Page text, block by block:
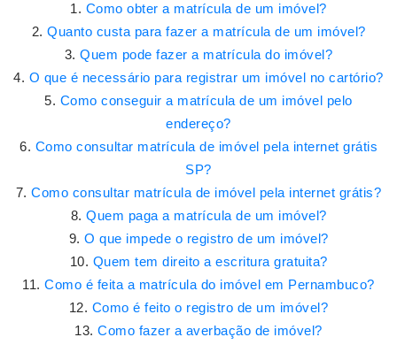
Como obter a matrícula de um imóvel?
Quanto custa para fazer a matrícula de um imóvel?
Quem pode fazer a matrícula do imóvel?
O que é necessário para registrar um imóvel no cartório?
Como conseguir a matrícula de um imóvel pelo
endereço?
Como consultar matrícula de imóvel pela internet grátis
SP?
Como consultar matrícula de imóvel pela internet grátis?
Quem paga a matrícula de um imóvel?
O que impede o registro de um imóvel?
Quem tem direito a escritura gratuita?
Como é feita a matrícula do imóvel em Pernambuco?
Como é feito o registro de um imóvel?
Como fazer a averbação de imóvel?